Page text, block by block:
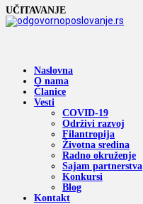
UČITAVANJE
Naslovna
O nama
Članice
Vesti
COVID-19
Održivi razvoj
Filantropija
Životna sredina
Radno okruženje
Sajam partnerstva
Konkursi
Blog
Kontakt